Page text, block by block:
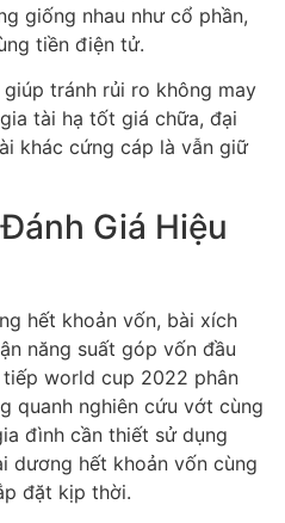
giống nhau như cổ phần,
tiền điện tử.
tránh rủi ro không may
tài hạ tốt giá chữa, đại
khác cứng cáp là vẫn giữ
Giá Hiệu
hết khoản vốn, bài xích
năng suất góp vốn đầu
world cup 2022 phân
quanh nghiên cứu vớt cùng
đình cần thiết sử dụng
dương hết khoản vốn cùng
đặt kịp thời.